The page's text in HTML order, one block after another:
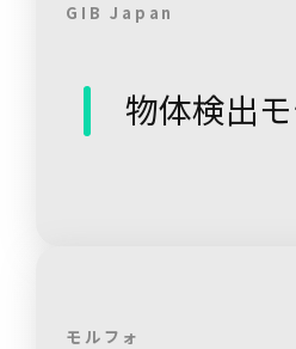
GIB Japan
物体検出
モルフォ